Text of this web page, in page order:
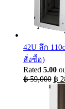
42U ลึก
สั่งซื้อ)
Rated 5.00
฿59,000 ฿